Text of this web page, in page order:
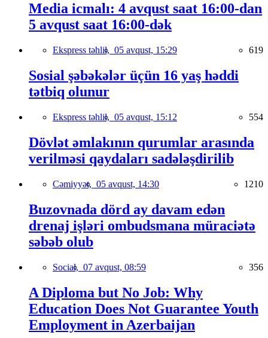
Media icmalı: 4 avqust saat 16:00-dan
5 avqust saat 16:00-dək
Ekspress təhlil, 05 avqust, 15:29 619
Sosial şəbəkələr üçün 16 yaş həddi
tətbiq olunur
Ekspress təhlil, 05 avqust, 15:12 554
Dövlət əmlakının qurumlar arasında
verilməsi qaydaları sadələşdirilib
Cəmiyyət, 05 avqust, 14:30 1210
Buzovnada dörd ay davam edən
drenaj işləri ombudsmana müraciətə
səbəb olub
Social, 07 avqust, 08:59 356
A Diploma but No Job: Why
Education Does Not Guarantee Youth
Employment in Azerbaijan